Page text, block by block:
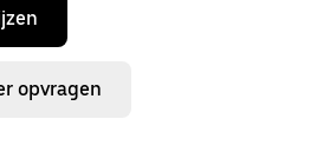
opvragen